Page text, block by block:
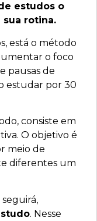
estudos o
rotina.
está o método
o foco
pausas de
estudar por 30
consiste em
O objetivo é
meio de
diferentes um
. Nesse